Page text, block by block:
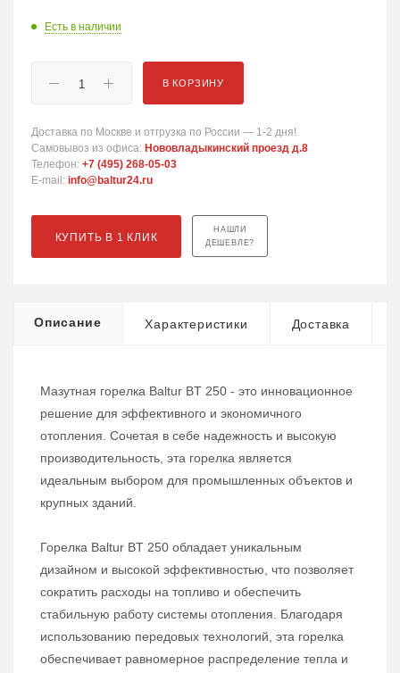
Есть в наличии
В КОРЗИНУ
Доставка по Москве и отгрузка по России — 1-2 дня!
Самовывоз из офиса: Нововладыкинский проезд д.8
Телефон: +7 (495) 268-05-03
E-mail: info@baltur24.ru
КУПИТЬ В 1 КЛИК
НАШЛИ
ДЕШЕВЛЕ?
Описание Характеристики Доставка
Мазутная горелка Baltur BT 250 - это инновационное
решение для эффективного и экономичного
отопления. Сочетая в себе надежность и высокую
производительность, эта горелка является
идеальным выбором для промышленных объектов и
крупных зданий.
Горелка Baltur BT 250 обладает уникальным
дизайном и высокой эффективностью, что позволяет
сократить расходы на топливо и обеспечить
стабильную работу системы отопления. Благодаря
использованию передовых технологий, эта горелка
обеспечивает равномерное распределение тепла и